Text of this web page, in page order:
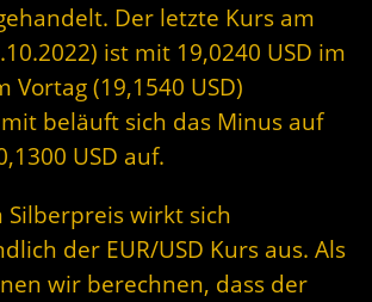
Der letzte Kurs am
ist mit 19,0240 USD im
Vortag (19,1540 USD)
beläuft sich das Minus auf
USD auf.
Silberpreis wirkt sich
der EUR/USD Kurs aus. Als
wir berechnen, dass der